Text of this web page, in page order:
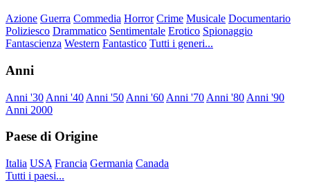
Azione Guerra Commedia Horror Crime Musicale Documentario
Poliziesco Drammatico Sentimentale Erotico Spionaggio
Fantascienza Western Fantastico Tutti i generi...
Anni
Anni '30 Anni '40 Anni '50 Anni '60 Anni '70 Anni '80 Anni '90
Anni 2000
Paese di Origine
Italia USA Francia Germania Canada
Tutti i paesi...